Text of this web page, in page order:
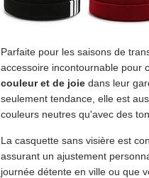
Parfaite pour les saisons de
accessoire incontournable pour
couleur et de joiedans leur
seulement tendance, elle est
couleurs neutres qu'avec des
La casquette sans visière est
assurant un ajustement
journée détente en ville ou que